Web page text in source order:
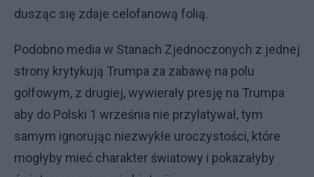
dusząc się zdaje celofanową folią.
Podobno media w Stanach Zjednoczonych z jednej
strony krytykują Trumpa za zabawę na polu
golfowym, z drugiej, wywierały presję na Trumpa
aby do Polski 1 września nie przylatywał, tym
samym ignorując niezwykłe uroczystości, które
mogłyby mieć charakter światowy i pokazałyby